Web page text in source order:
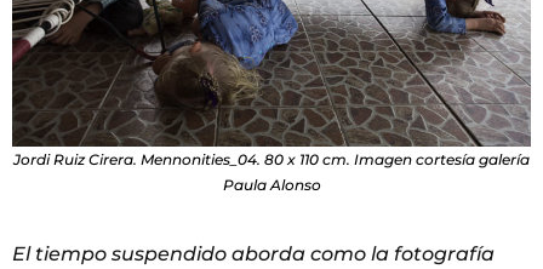
Jordi Ruiz Cirera. Mennonities_04. 80 x 110 cm. Imagen cortesía galería
Paula Alonso
El tiempo suspendido aborda como la fotografía